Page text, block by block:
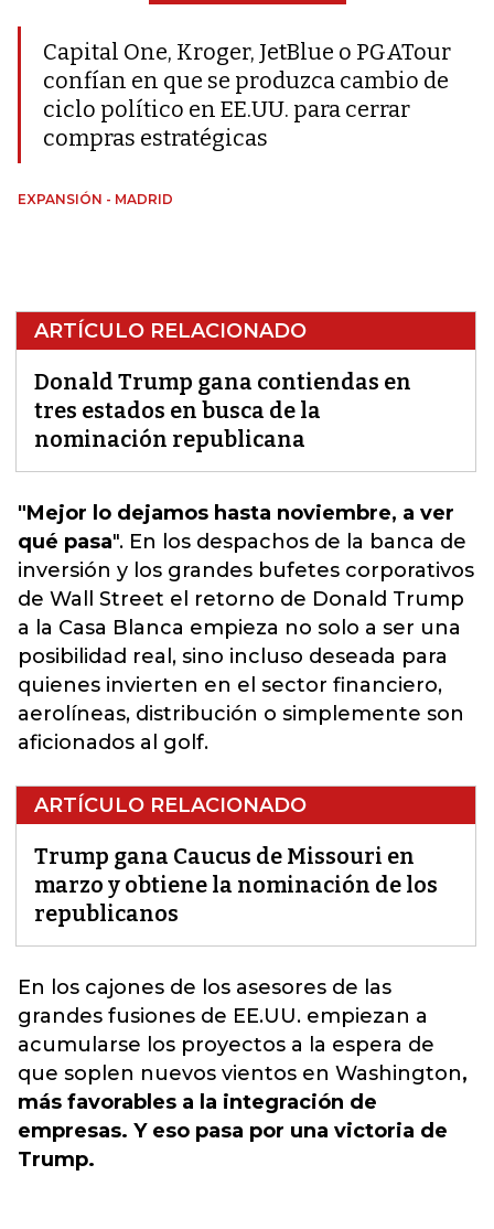
Capital One, Kroger, JetBlue o PGATour
confían en que se produzca cambio de
ciclo político en EE.UU. para cerrar
compras estratégicas
EXPANSIÓN - MADRID
ARTÍCULO RELACIONADO
Donald Trump gana contiendas en
tres estados en busca de la
nominación republicana
"Mejor lo dejamos hasta noviembre, a ver
qué pasa". En los despachos de la banca de
inversión y los grandes bufetes corporativos
de Wall Street el retorno de Donald Trump
a la Casa Blanca empieza no solo a ser una
posibilidad real, sino incluso deseada para
quienes invierten en el sector financiero,
aerolíneas, distribución o simplemente son
aficionados al golf.
ARTÍCULO RELACIONADO
Trump gana Caucus de Missouri en
marzo y obtiene la nominación de los
republicanos
En los cajones de los asesores de las
grandes fusiones de EE.UU. empiezan a
acumularse los proyectos a la espera de
que soplen nuevos vientos en Washington,
más favorables a la integración de
empresas. Y eso pasa por una victoria de
Trump.